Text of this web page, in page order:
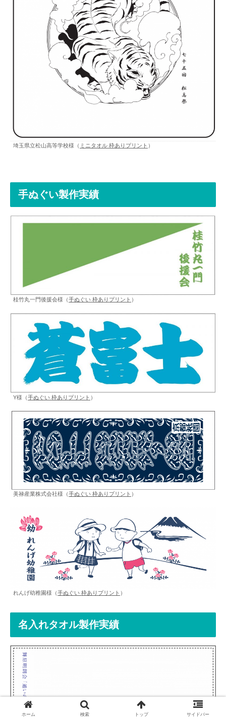
埼玉県立松山高等学校様（ ミニタオル 枠ありプリント ）
手ぬぐい製作実績
桂竹丸一門後援会様（手ぬぐい 枠ありプリント ）
Y様（手ぬぐい 枠ありプリント ）
美禄産業株式会社様（手ぬぐい 枠ありプリント ）
れんげ幼稚園様（手ぬぐい 枠ありプリント ）
名入れタオル製作実績
舞原明朗会通いの場様（ 国産白ソフトタオル 240匁 ）
ホーム 検索 トップ サイドバー